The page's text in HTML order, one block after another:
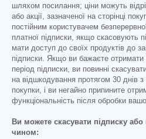
шляхом посилання; ціни можуть
або акції, зазначеної на сторінці
постійним користувачем
платної підписки, якщо скасовують
мати доступ до своїх продуктів до
підписки. Якщо ви бажаєте
період підписки, ви повинні
на відшкодування протягом 30 днів
покупки, і ви негайно припините
функціональність після обробки
Ви можете скасувати підписку
чином: